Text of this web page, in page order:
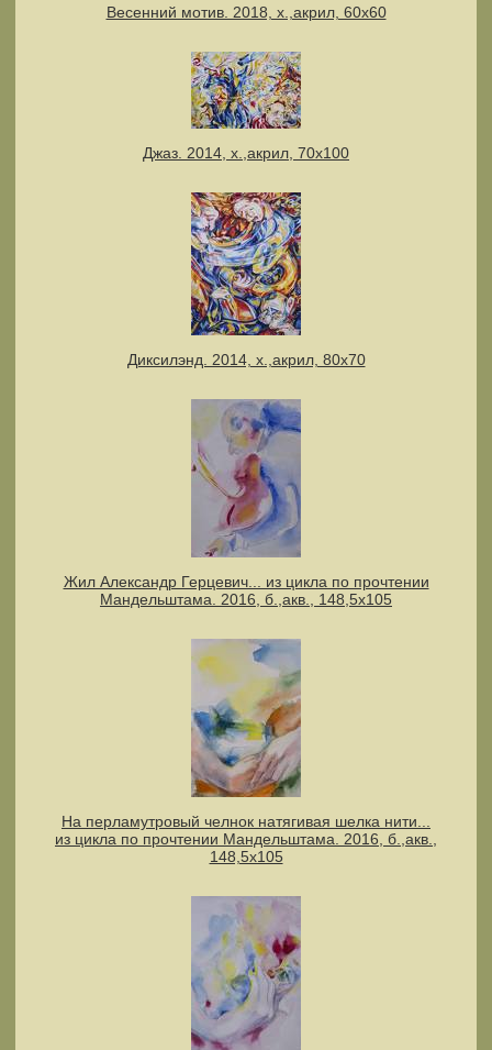
Весенний мотив. 2018, х.,акрил, 60х60
Джаз. 2014, х.,акрил, 70х100
Диксилэнд. 2014, х.,акрил, 80х70
Жил Александр Герцевич... из цикла по прочтении
Мандельштама. 2016, б.,акв., 148,5х105
На перламутровый челнок натягивая шелка нити...
из цикла по прочтении Мандельштама. 2016, б.,акв.,
148,5х105